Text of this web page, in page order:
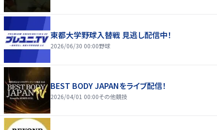
東都大学野球入替戦 見逃し配信中！
2026/06/30 00:00野球
BEST BODY JAPANをライブ配信！
2026/04/01 00:00その他競技